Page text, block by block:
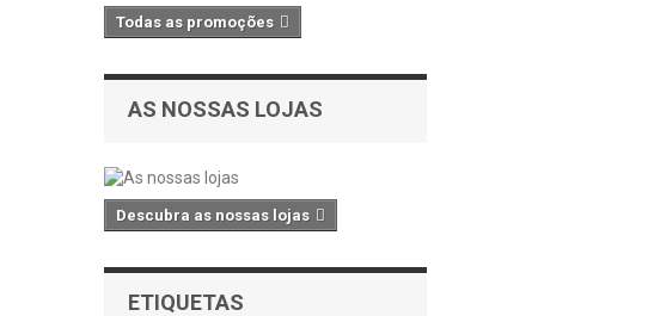
Todas as promoções
AS NOSSAS LOJAS
Descubra as nossas lojas
ETIQUETAS